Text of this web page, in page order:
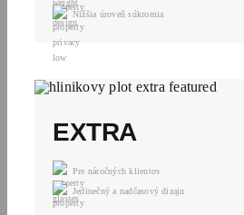
Nižšia úroveň súkromia
EXTRA
Pre náročných klientov
Jedinečný a nadčasový dizajn